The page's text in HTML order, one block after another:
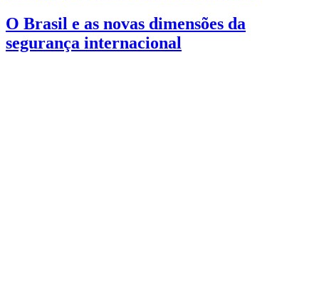
O Brasil e as novas dimensões da
segurança internacional